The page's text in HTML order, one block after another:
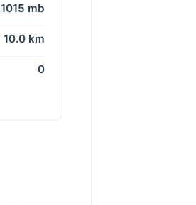
1015 mb
10.0 km
0